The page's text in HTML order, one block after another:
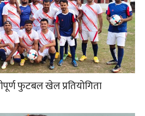
फुटबल खेल प्रतियोगिता